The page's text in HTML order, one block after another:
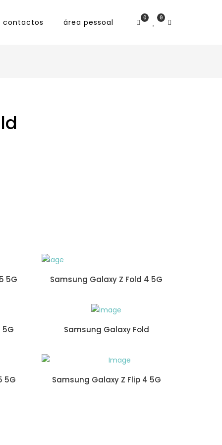
contactos área pessoal 0 0
5G
5G
5G
Samsung Galaxy Z Fold 4 5G
Samsung Galaxy Fold
Samsung Galaxy Z Flip 4 5G